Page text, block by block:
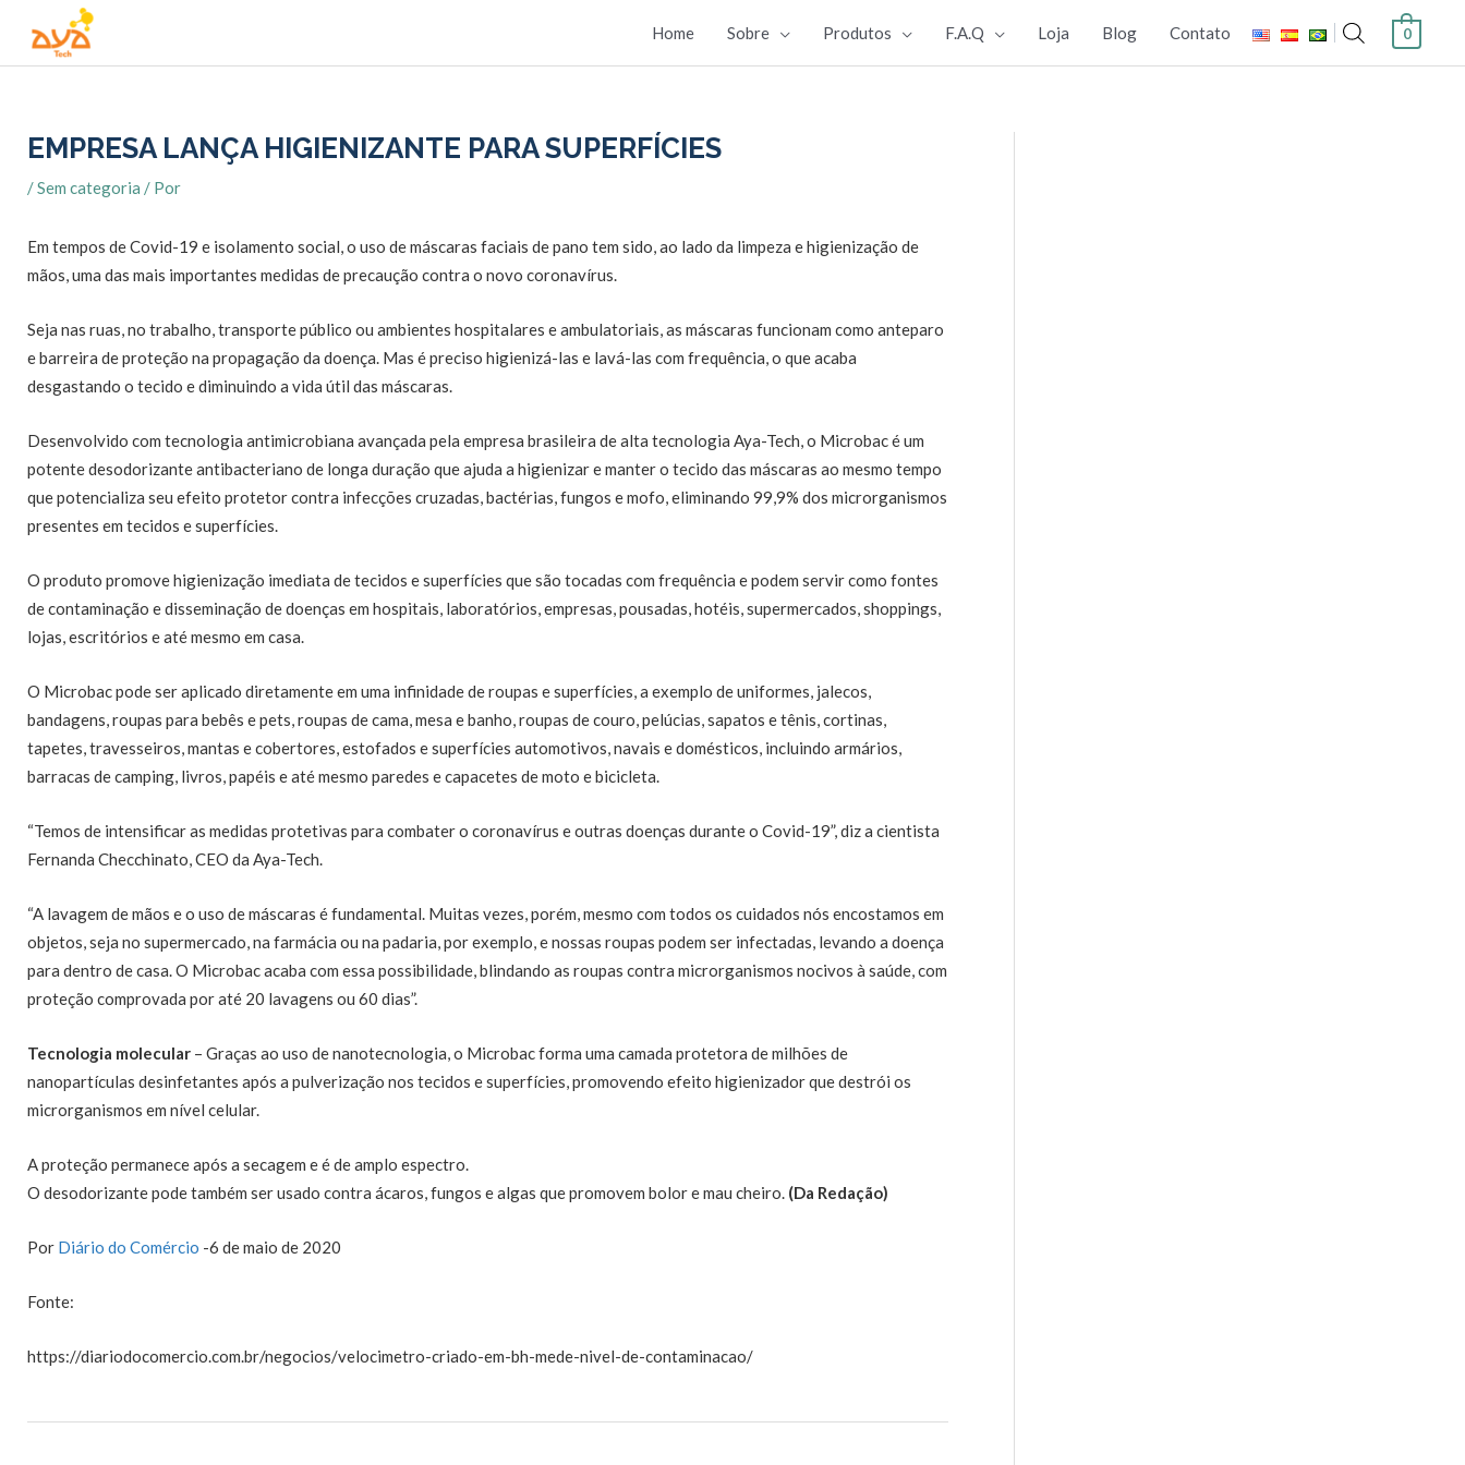
o
Home Sobre Produtos F.A.Q Loja Blog Contato 0
EMPRESA LANÇA HIGIENIZANTE PARA SUPERFÍCIES
/Sem categoria / Por
Em tempos de Covid-19 e isolamento social, o uso de máscaras faciais de pano tem sido, ao lado da limpeza e higienização de
mãos, uma das mais importantes medidas de precaução contra o novo coronavírus.
Seja nas ruas, no trabalho, transporte público ou ambientes hospitalares e ambulatoriais, as máscaras funcionam como anteparo
e barreira de proteção na propagação da doença. Mas é preciso higienizá-las e lavá-las com frequência, o que acaba
desgastando o tecido e diminuindo a vida útil das máscaras.
Desenvolvido com tecnologia antimicrobiana avançada pela empresa brasileira de alta tecnologia Aya-Tech, o Microbac é um
potente desodorizante antibacteriano de longa duração que ajuda a higienizar e manter o tecido das máscaras ao mesmo tempo
que potencializa seu efeito protetor contra infecções cruzadas, bactérias, fungos e mofo, eliminando 99,9% dos microrganismos
presentes em tecidos e superfícies.
O produto promove higienização imediata de tecidos e superfícies que são tocadas com frequência e podem servir como fontes
de contaminação e disseminação de doenças em hospitais, laboratórios, empresas, pousadas, hotéis, supermercados, shoppings,
lojas, escritórios e até mesmo em casa.
O Microbac pode ser aplicado diretamente em uma infinidade de roupas e superfícies, a exemplo de uniformes, jalecos,
bandagens, roupas para bebês e pets, roupas de cama, mesa e banho, roupas de couro, pelúcias, sapatos e tênis, cortinas,
tapetes, travesseiros, mantas e cobertores, estofados e superfícies automotivos, navais e domésticos, incluindo armários,
barracas de camping, livros, papéis e até mesmo paredes e capacetes de moto e bicicleta.
“Temos de intensificar as medidas protetivas para combater o coronavírus e outras doenças durante o Covid-19”, diz a cientista
Fernanda Checchinato, CEO da Aya-Tech.
“A lavagem de mãos e o uso de máscaras é fundamental. Muitas vezes, porém, mesmo com todos os cuidados nós encostamos em
objetos, seja no supermercado, na farmácia ou na padaria, por exemplo, e nossas roupas podem ser infectadas, levando a doença
para dentro de casa. O Microbac acaba com essa possibilidade, blindando as roupas contra microrganismos nocivos à saúde, com
proteção comprovada por até 20 lavagens ou 60 dias”.
Tecnologia molecular – Graças ao uso de nanotecnologia, o Microbac forma uma camada protetora de milhões de
nanopartículas desinfetantes após a pulverização nos tecidos e superfícies, promovendo efeito higienizador que destrói os
microrganismos em nível celular.
A proteção permanece após a secagem e é de amplo espectro.
O desodorizante pode também ser usado contra ácaros, fungos e algas que promovem bolor e mau cheiro. (Da Redação)
Por Diário do Comércio -6 de maio de 2020
Fonte:
https://diariodocomercio.com.br/negocios/velocimetro-criado-em-bh-mede-nivel-de-contaminacao/